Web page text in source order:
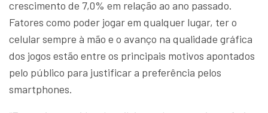
crescimento de 7,0% em relação ao ano passado.
Fatores como poder jogar em qualquer lugar, ter o
celular sempre à mão e o avanço na qualidade gráfica
dos jogos estão entre os principais motivos apontados
pelo público para justificar a preferência pelos
smartphones.